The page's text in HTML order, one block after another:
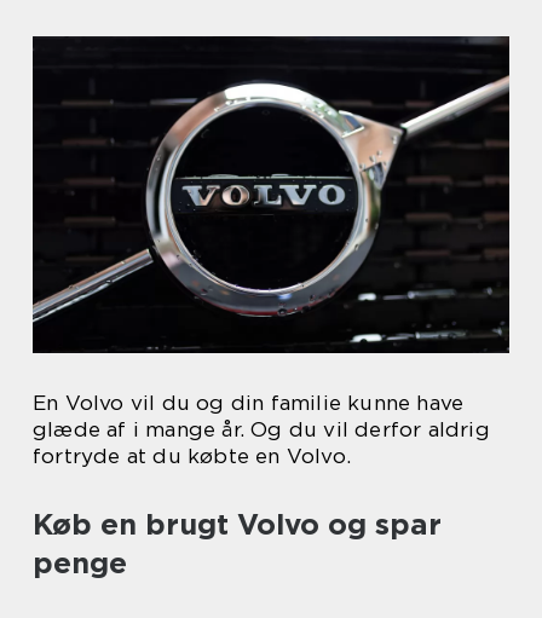
En Volvo vil du og din familie kunne have
glæde af i mange år. Og du vil derfor aldrig
fortryde at du købte en Volvo.
Køb en brugt Volvo og spar
penge